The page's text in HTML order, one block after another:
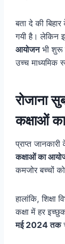
बता दे की
गयी है। लेकिन
आयोजनभी शुरू
उच्च माध्यमिक
रोजाना
कक्षाओं
प्राप्त
कक्षाओं का
कमजोर बच्चों
हालांकि, शिक्षा
कक्षा में हर
मई 2024 तक